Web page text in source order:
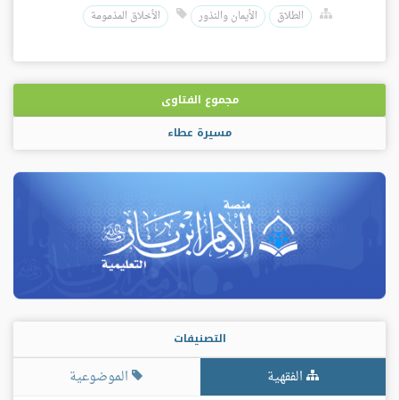
الطلاق الأيمان والنذور الأخلاق المذمومة
مجموع الفتاوى
مسيرة عطاء
التصنيفات
الفقهية
الموضوعية